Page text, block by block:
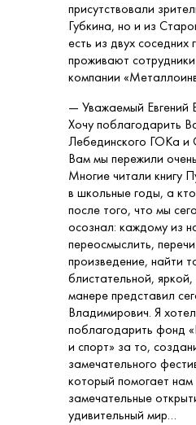
присутствовали
Губкина, но и из
есть из двух соседних
проживают
компании
— Уважаемый Евгений
Хочу поблагодарить
Лебединского ГОКа
Вам мы пережили
Многие читали книгу
в школьные годы, а
после того, что мы
осознал: каждому из
переосмыслить,
произведение, найти
блистательной,
манере представил
Владимирович. Я
поблагодарить фонд
и спорт» за то,
замечательного
который помогает нам
замечательные
удивительный мир…